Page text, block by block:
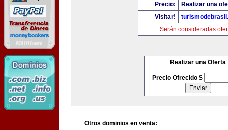
Precio:
Realizar una
Visitar!
Serán consideradas
Realizar una Oferta
Precio Ofrecido $
Otros dominios en venta: